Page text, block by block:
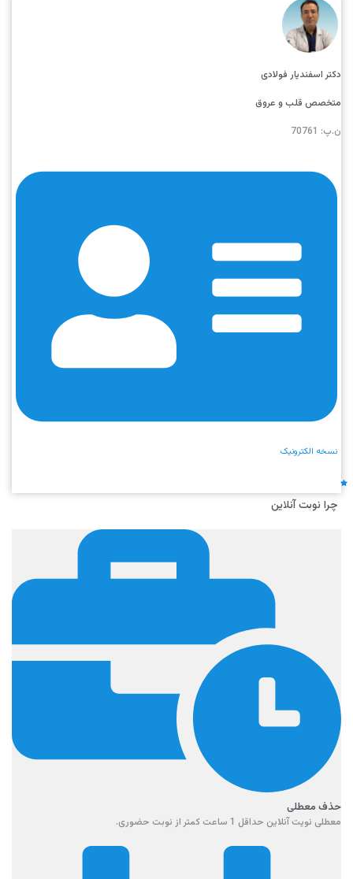
دکتر اسفندیار فولادی
متخصص قلب و عروق
ن.پ: 70761
نسخه الکترونیک
چرا نوبت آنلاین
حذف معطلی
معطلی نویت آنلاین حداقل 1 ساعت کمتر از نوبت حضوری.